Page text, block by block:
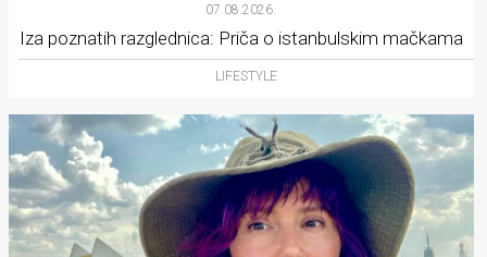
07.08.2026.
Iza poznatih razglednica: Priča o istanbulskim mačkama
LIFESTYLE